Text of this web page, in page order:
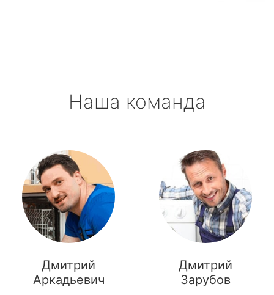
Наша команда
Дмитрий
Аркадьевич
Дмитрий
Зарубов